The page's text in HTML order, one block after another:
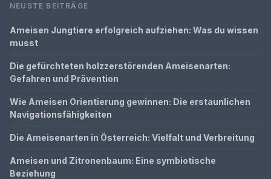
NEUSTE BEITRÄGE
Ameisen Jungtiere erfolgreich aufziehen: Was du wissen
musst
Die gefürchteten holzzerstörenden Ameisenarten:
Gefahren und Prävention
Wie Ameisen Orientierung gewinnen: Die erstaunlichen
Navigationsfähigkeiten
Die Ameisenarten in Österreich: Vielfalt und Verbreitung
Ameisen und Zitronenbaum: Eine symbiotische
Beziehung